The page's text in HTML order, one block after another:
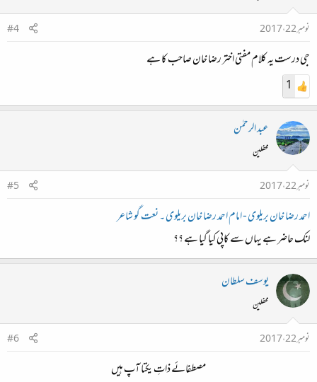
نومبر 22، 2017
#4
جی درست یہ کلام مفتی اختر رضا خان صاحب کا ہے
1
عبد الرحمٰن
محفلین
نومبر 22، 2017
#5
احمد رضا خان بریلوی - امام احمد رضا خان بریلوی ۔ نعت گو شاعر
لنک حاضر ہے یہاں سے کاپی کیا گیا ہے ؟؟
یوسف سلطان
محفلین
نومبر 22، 2017
#6
مصطفائے ذاتِ یکتا آپ ہیں